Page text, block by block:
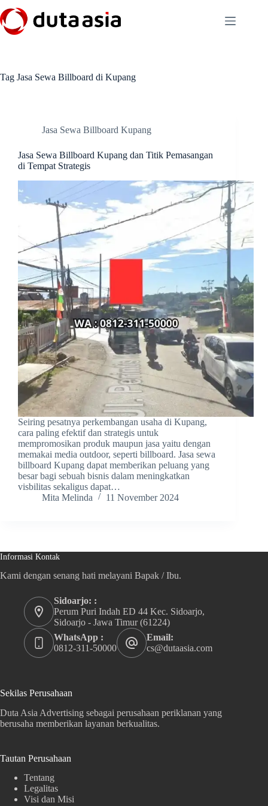
to
content
Tag Jasa Sewa Billboard di Kupang
Jasa Sewa Billboard Kupang
Jasa Sewa Billboard Kupang dan Titik Pemasangan
di Tempat Strategis
Seiring pesatnya perkembangan usaha di Kupang,
cara paling efektif dan strategis untuk
mempromosikan produk maupun jasa yaitu dengan
memakai media outdoor, seperti billboard. Jasa sewa
billboard Kupang dapat memberikan peluang yang
besar bagi sebuah bisnis dalam meningkatkan
visbilitas sekaligus dapat…
Mita Melinda
11 November 2024
Informasi Kontak
Kami dengan senang hati melayani Bapak / Ibu.
Sidoarjo: :
Perum Puri Indah ED 44 Kec. Sidoarjo,
Sidoarjo - Jawa Timur (61224)
WhatsApp :
0812-311-50000
Email:
cs@dutaasia.com
Sekilas Perusahaan
Duta Asia Advertising sebagai perusahaan periklanan yang
berusaha memberikan layanan berkualitas.
Tautan Perusahaan
Tentang
Legalitas
Visi dan Misi